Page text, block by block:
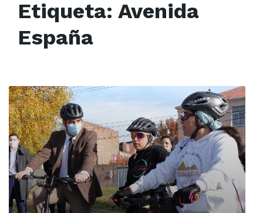
Etiqueta: Avenida
España
Read
More